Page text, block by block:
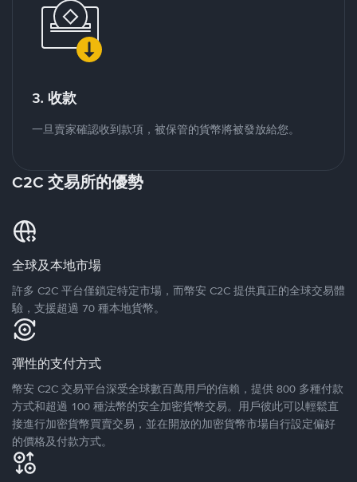
3. 收款
一旦賣家確認收到款項，被保管的貨幣將被發放給您。
C2C 交易所的優勢
全球及本地市場
許多 C2C 平台僅鎖定特定市場，而幣安 C2C 提供真正的全球交易體
驗，支援超過 70 種本地貨幣。
彈性的支付方式
幣安 C2C 交易平台深受全球數百萬用戶的信賴，提供 800 多種付款
方式和超過 100 種法幣的安全加密貨幣交易。用戶彼此可以輕鬆直
接進行加密貨幣買賣交易，並在開放的加密貨幣市場自行設定偏好
的價格及付款方式。